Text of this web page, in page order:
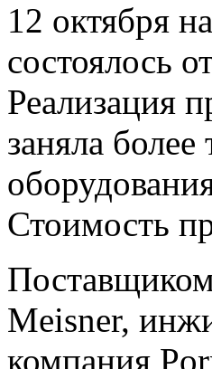
12 октября
состоялось
Реализация
заняла
Стоимость
Meisner,
компания